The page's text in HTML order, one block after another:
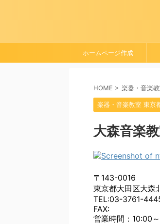
ホームページ作成
HOME > 楽器・音楽
楽器・音楽教室 東京
大森音楽
〒143-0016
東京都大田区大森
TEL:03-3761-
FAX:
営業時間：10:00